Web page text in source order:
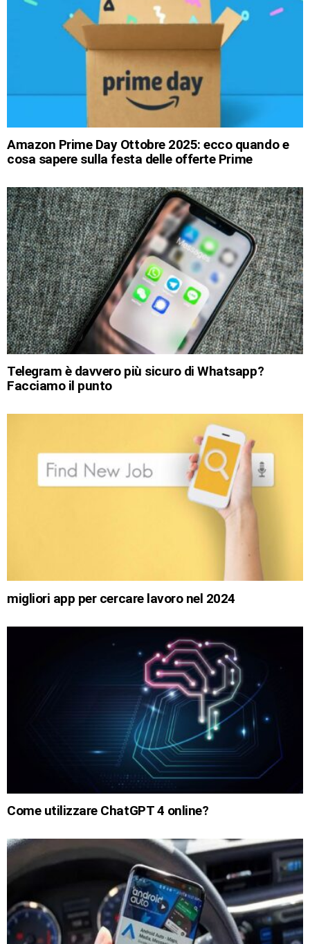
Amazon Prime Day Ottobre 2025: ecco quando e
cosa sapere sulla festa delle offerte Prime
Telegram è davvero più sicuro di Whatsapp?
Facciamo il punto
migliori app per cercare lavoro nel 2024
Come utilizzare ChatGPT 4 online?